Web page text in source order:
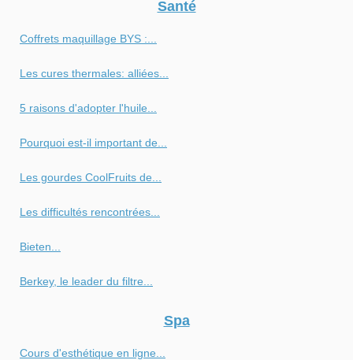
Santé
Coffrets maquillage BYS :...
Les cures thermales: alliées...
5 raisons d'adopter l'huile...
Pourquoi est-il important de...
Les gourdes CoolFruits de...
Les difficultés rencontrées...
Bieten...
Berkey, le leader du filtre...
Spa
Cours d'esthétique en ligne...